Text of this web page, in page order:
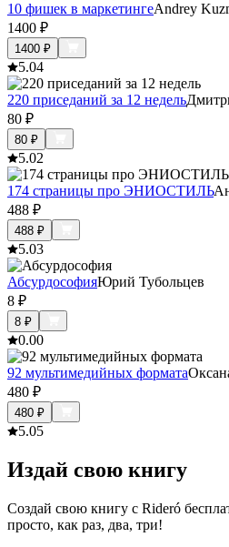
10 фишек в маркетингеAndrey
1400 ₽
1400 ₽
5.04
220 приседаний за 12 недель
80 ₽
80 ₽
5.02
174 страницы про ЭНИОСТИЛЬ
488 ₽
488 ₽
5.03
АбсурдософияЮрий Тубольцев
8 ₽
8 ₽
0.00
92 мультимедийных формата
480 ₽
480 ₽
5.05
Издай свою книгу
Создай свою книгу с Rideró
просто, как раз, два, три!